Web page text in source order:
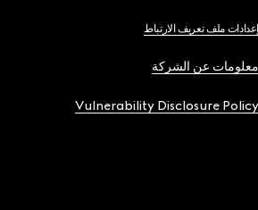
إعدادات ملف تعريف الارتباط
معلومات عن الشركة
Vulnerability Disclosure Policy